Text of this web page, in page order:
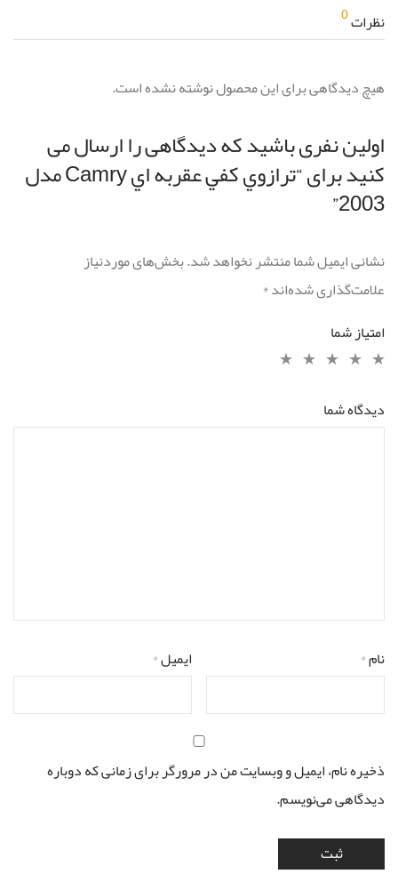
نظرات0
هیچ دیدگاهی برای این محصول نوشته نشده است.
اولین نفری باشید که دیدگاهی را ارسال می
کنید برای “ترازوي كفي عقربه اي Camry مدل
2003”
نشانی ایمیل شما منتشر نخواهد شد.بخش‌های موردنیاز
علامت‌گذاری شده‌اند*
امتیاز شما
دیدگاه شما
نام* ایمیل*
ذخیره نام، ایمیل و وبسایت من در مرورگر برای زمانی که دوباره
دیدگاهی می‌نویسم.